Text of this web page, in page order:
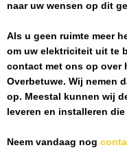
naar uw wensen op dit
Als u geen ruimte meer
om uw elektriciteit uit te
contact met ons op over
Overbetuwe. Wij nemen
op. Meestal kunnen wij
leveren en installeren
Neem vandaag nog